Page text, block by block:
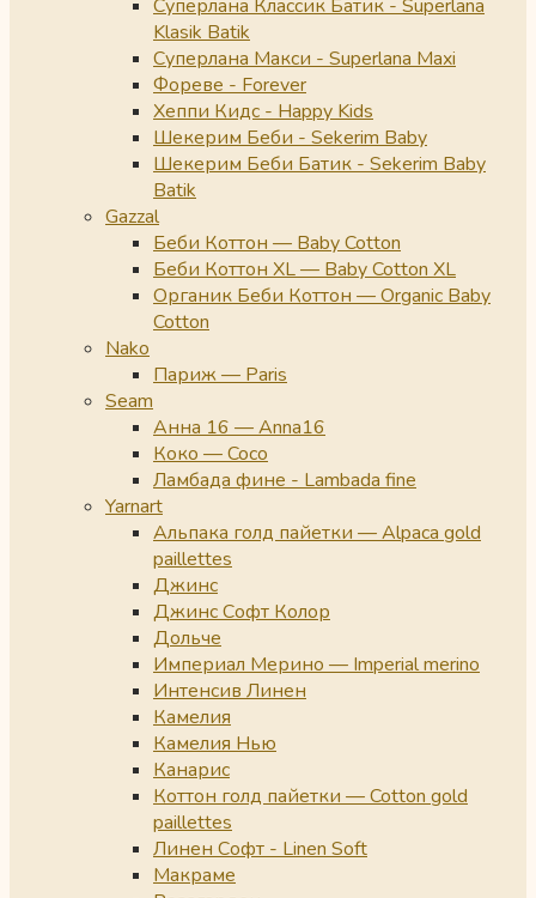
Суперлана Классик Батик - Superlana
Klasik Batik
Суперлана Макси - Superlana Maxi
Фореве - Forever
Хеппи Кидс - Happy Kids
Шекерим Беби - Sekerim Baby
Шекерим Беби Батик - Sekerim Baby
Batik
Gazzal
Беби Коттон — Baby Cotton
Беби Коттон XL — Baby Cotton XL
Органик Беби Коттон — Organic Baby
Cotton
Nako
Париж — Paris
Seam
Анна 16 — Anna16
Коко — Coco
Ламбада фине - Lambada fine
Yarnart
Альпака голд пайетки — Alpaca gold
paillettes
Джинс
Джинс Софт Колор
Дольче
Империал Мерино — Imperial merino
Интенсив Линен
Камелия
Камелия Нью
Канарис
Коттон голд пайетки — Cotton gold
paillettes
Линен Софт - Linen Soft
Макраме